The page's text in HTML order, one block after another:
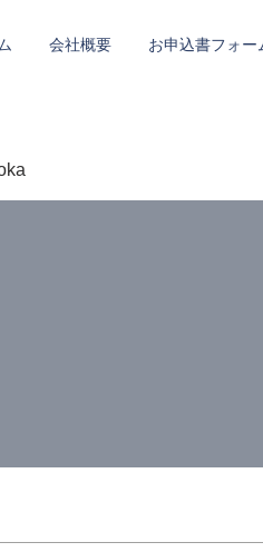
会社概要 お申込書フォー